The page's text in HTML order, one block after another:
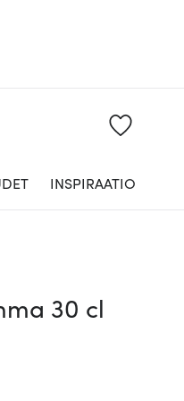
INSPIRAATIO
30 cl